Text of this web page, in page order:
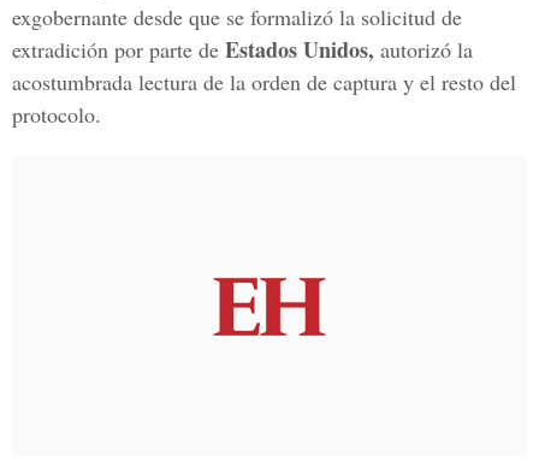
exgobernante desde que se formalizó la solicitud de
extradición por parte de Estados Unidos, autorizó la
acostumbrada lectura de la orden de captura y el resto del
protocolo.